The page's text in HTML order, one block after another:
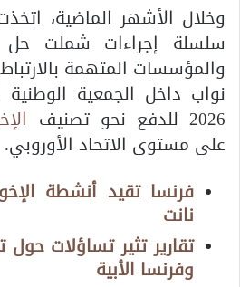
وخلال الأشهر الماضية،
سلسلة إجراءات شملت
والمؤسسات المتهمة
نواب داخل الجمعية
2026 للدفع نحو تصنيف
على مستوى الاتحاد الأوروبي.
فرنسا تقيد أنشطة
نانت
تقارير تثير تساؤلات
وفرنسا الأبية